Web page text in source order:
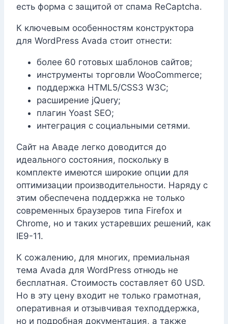
есть форма с защитой от спама ReCaptcha.
К ключевым особенностям конструктора
для WordPress Avada стоит отнести:
более 60 готовых шаблонов сайтов;
инструменты торговли WooCommerce;
поддержка HTML5/CSS3 W3C;
расширение jQuery;
плагин Yoast SEO;
интеграция с социальными сетями.
Сайт на Аваде легко доводится до
идеального состояния, поскольку в
комплекте имеются широкие опции для
оптимизации производительности. Наряду с
этим обеспечена поддержка не только
современных браузеров типа Firefox и
Chrome, но и таких устаревших решений, как
IE9-11.
К сожалению, для многих, премиальная
тема Avada для WordPress отнюдь не
бесплатная. Стоимость составляет 60 USD.
Но в эту цену входит не только грамотная,
оперативная и отзывчивая техподдержка,
но и подробная документация, а также